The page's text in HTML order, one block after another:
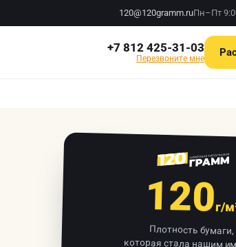
120@120gramm.ruПн–Пт
+7 812 425-31-03
Перезвоните мне
120г/
Плотность бумаги,
которая стала нашим